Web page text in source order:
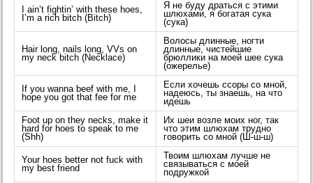
I ain’t fightin’ with these hoes,
I’m a rich bitch (Bitch)
Я не буду драться с этими
шлюхами, я богатая сука
(сука)
Hair long, nails long, VVs on
my neck bitch (Necklace)
Волосы длинные, ногти
длинные, чистейшие
брюллики на моей шее сука
(ожерелье)
If you wanna beef with me, I
hope you got that fee for me
Если хочешь ссоры со мной,
надеюсь, ты знаешь, на что
идешь
Foot up on they necks, make it
hard for hoes to speak to me
(Shh)
Их шеи возле моих ног, так
что этим шлюхам трудно
говорить со мной (Ш-ш-ш)
Your hoes better not fuck with
my best friend
Твоим шлюхам лучше не
связываться с моей
подружкой